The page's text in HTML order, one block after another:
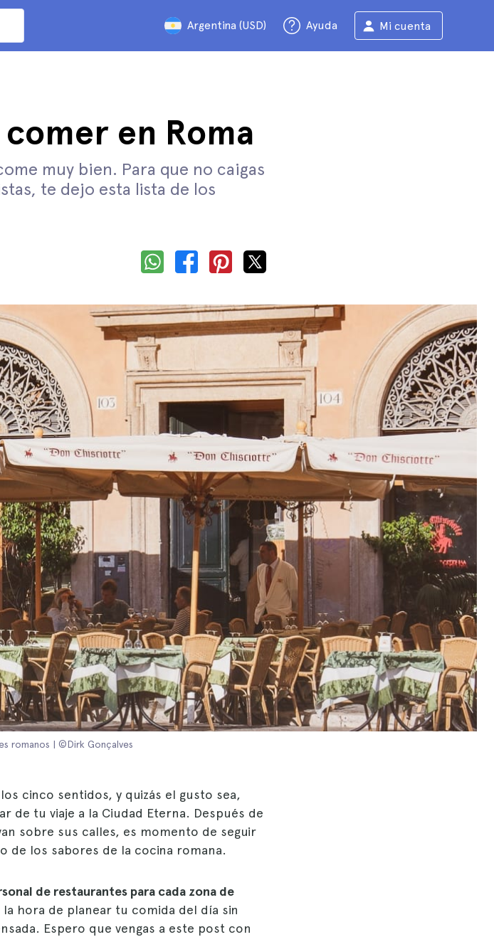
Argentina (USD) Ayuda Mi cuenta
en Roma
muy bien. Para que no caigas
te dejo esta lista de los
romanos | ©Dirk Gonçalves
cinco sentidos, y quizás el gusto sea,
de tu viaje a la Ciudad Eterna. Después de
sobre sus calles, es momento de seguir
de los sabores de la cocina romana.
de restaurantes para cada zona de
hora de planear tu comida del día sin
Espero que vengas a este post con